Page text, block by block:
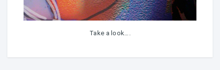
Take a look….